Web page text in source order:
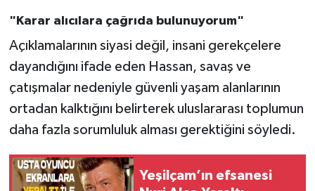
"Karar alıcılara çağrıda bulunuyorum"
Açıklamalarının siyasi değil, insani gerekçelere
dayandığını ifade eden Hassan, savaş ve
çatışmalar nedeniyle güvenli yaşam alanlarının
ortadan kalktığını belirterek uluslararası toplumun
daha fazla sorumluluk alması gerektiğini söyledi.
Yeşilçam’ın efsanesi